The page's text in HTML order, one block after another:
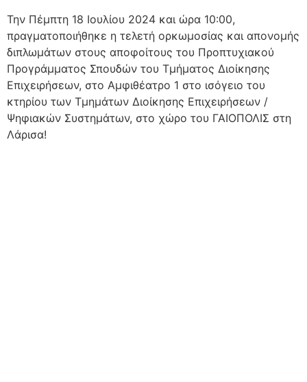
Την Πέμπτη 18 Ιουλίου 2024 και ώρα 10:00,
πραγματοποιήθηκε η τελετή ορκωμοσίας και απονομής
διπλωμάτων στους αποφοίτους του Προπτυχιακού
Προγράμματος Σπουδών του Τμήματος Διοίκησης
Επιχειρήσεων, στο Αμφιθέατρο 1 στο ισόγειο του
κτηρίου των Τμημάτων Διοίκησης Επιχειρήσεων /
Ψηφιακών Συστημάτων, στο χώρο του ΓΑΙΟΠΟΛΙΣ στη
Λάρισα!